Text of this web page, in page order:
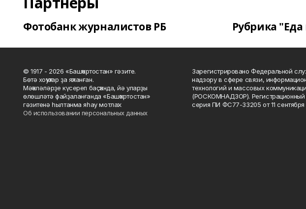
Фотобанк журналистов РБ Рубрика
© 1917 - 2026 «Башҡортостан» гәзите.
Бөтә хоҡуҡтар ҙа яҡланған.
Мәҡәләләрҙе күсереп баҫҡанда, йә уларҙы
өлөшләтә файҙаланғанда «Башҡортостан»
гәзитенә һылтанма яһау мотлаҡ.
Об использовании персональных данных
Зарегистрировано Федеральной
надзору в сфере связи,
технологий и массовых
(РОСКОМНАДЗОР). Регистрационный
серия ПИ ФС77-33205 от 11 сентября